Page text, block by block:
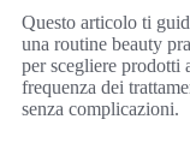
Questo articolo ti
una routine beauty
per scegliere prodotti
frequenza dei
senza complicazioni.